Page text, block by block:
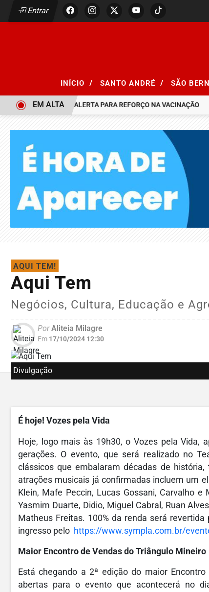
Entrar
INÍCIO / SANTO ANDRÉ / SÃO
SÃO PAULO ALERTA PARA REFORÇO NA VACINAÇÃO
EM ALTA
AQUI TEM!
Aqui Tem
Negócios, Cultura, Educação e
PorAliteia Milagre
Em 17/10/2024 12:30
Divulgação
É hoje! Vozes pela Vida
Hoje, logo mais às 19h30, o Vozes pela Vida,
gerações. O evento, que será realizado no
clássicos que embalaram décadas de
atrações musicais já confirmadas incluem um
Klein, Mafe Peccin, Lucas Gossani, Carvalho e
Yasmim Duarte, Didio, Miguel Cabral, Ruan
Matheus Freitas. 100% da renda será
ingresso pelo https://www.sympla.com.br/
Maior Encontro de Vendas do Triângulo Mineiro
Está chegando a 2ª edição do maior
abertas para o evento que acontecerá no